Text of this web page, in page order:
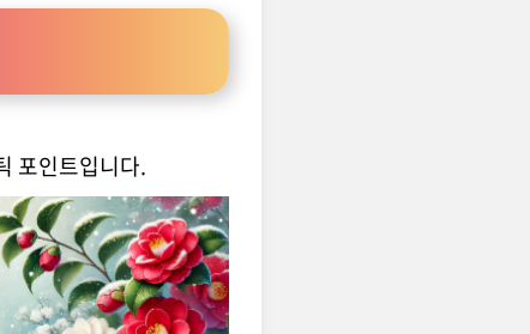
포인트입니다.